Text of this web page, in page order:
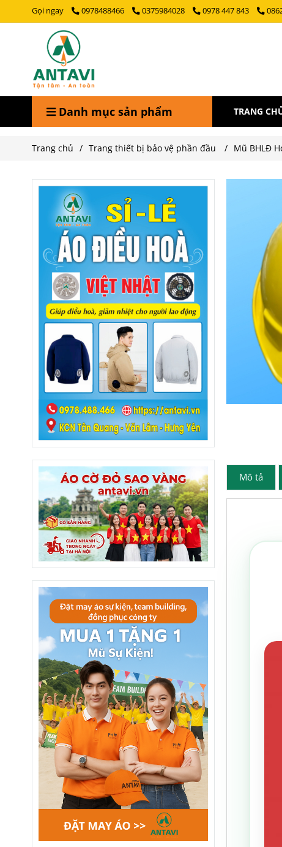
Gọi ngay 0978488466 0375984028 0978 447 843
Danh mục sản phẩm TRANG
Trang chủ / Trang thiết bị bảo vệ phần đầu / Mũ BHLĐ
Mô tả